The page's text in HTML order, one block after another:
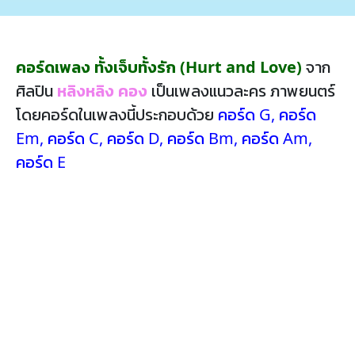
คอร์ดเพลง ทั้งเจ็บทั้งรัก (Hurt and Love) จาก
ศิลปิน หลิงหลิง คอง เป็นเพลงแนวละคร ภาพยนตร์
โดยคอร์ดในเพลงนี้ประกอบด้วย คอร์ด G, คอร์ด
Em, คอร์ด C, คอร์ด D, คอร์ด Bm, คอร์ด Am,
คอร์ด E